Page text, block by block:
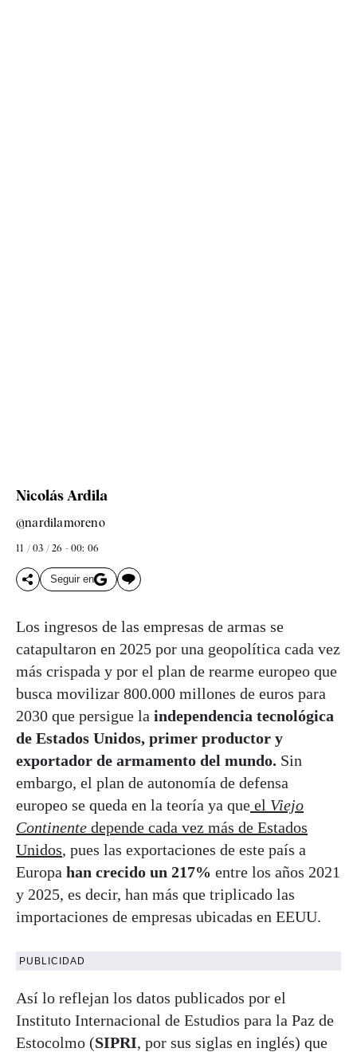
Nicolás Ardila
@nardilamoreno
11 / 03 / 26 - 00: 06
Seguir en
Los ingresos de las empresas de armas se
catapultaron en 2025 por una geopolítica cada vez
más crispada y por el plan de rearme europeo que
busca movilizar 800.000 millones de euros para
2030 que persigue la independencia tecnológica
de Estados Unidos, primer productor y
exportador de armamento del mundo. Sin
embargo, el plan de autonomía de defensa
europeo se queda en la teoría ya que el Viejo
Continente depende cada vez más de Estados
Unidos, pues las exportaciones de este país a
Europa han crecido un 217% entre los años 2021
y 2025, es decir, han más que triplicado las
importaciones de empresas ubicadas en EEUU.
PUBLICIDAD
Así lo reflejan los datos publicados por el
Instituto Internacional de Estudios para la Paz de
Estocolmo (SIPRI, por sus siglas en inglés) que